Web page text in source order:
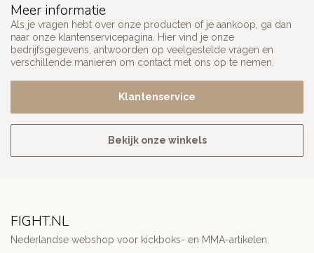
Meer informatie
Als je vragen hebt over onze producten of je aankoop, ga dan
naar onze klantenservicepagina. Hier vind je onze
bedrijfsgegevens, antwoorden op veelgestelde vragen en
verschillende manieren om contact met ons op te nemen.
Klantenservice
Bekijk onze winkels
FIGHT.NL
Nederlandse webshop voor kickboks- en MMA-artikelen.